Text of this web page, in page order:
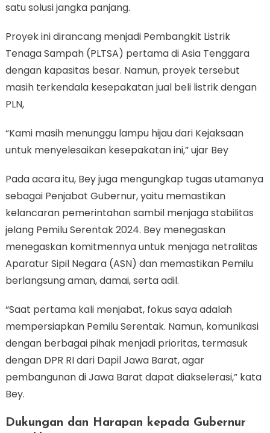
satu solusi jangka panjang.
Proyek ini dirancang menjadi Pembangkit Listrik
Tenaga Sampah (PLTSA) pertama di Asia Tenggara
dengan kapasitas besar. Namun, proyek tersebut
masih terkendala kesepakatan jual beli listrik dengan
PLN,
“Kami masih menunggu lampu hijau dari Kejaksaan
untuk menyelesaikan kesepakatan ini,” ujar Bey
Pada acara itu, Bey juga mengungkap tugas utamanya
sebagai Penjabat Gubernur, yaitu memastikan
kelancaran pemerintahan sambil menjaga stabilitas
jelang Pemilu Serentak 2024. Bey menegaskan
menegaskan komitmennya untuk menjaga netralitas
Aparatur Sipil Negara (ASN) dan memastikan Pemilu
berlangsung aman, damai, serta adil.
“Saat pertama kali menjabat, fokus saya adalah
mempersiapkan Pemilu Serentak. Namun, komunikasi
dengan berbagai pihak menjadi prioritas, termasuk
dengan DPR RI dari Dapil Jawa Barat, agar
pembangunan di Jawa Barat dapat diakselerasi,” kata
Bey.
Dukungan dan Harapan kepada Gubernur